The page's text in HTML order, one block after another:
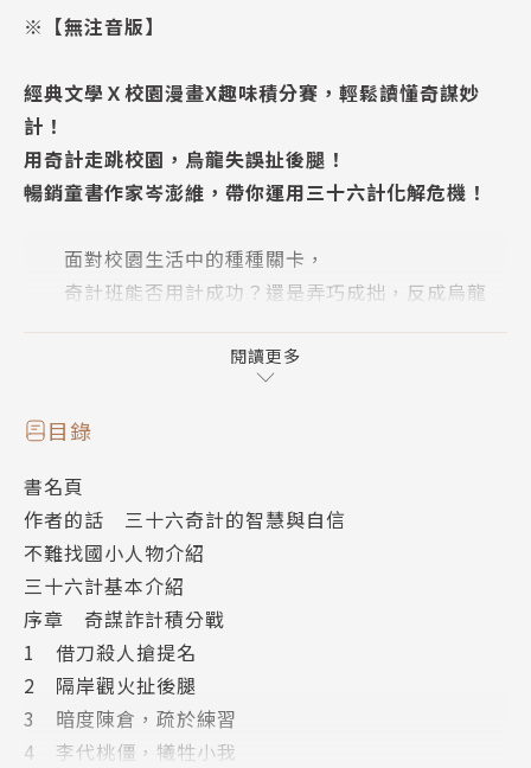
※【無注音版】
經典文學Ｘ校園漫畫X趣味積分賽，輕鬆讀懂奇謀妙
計！
用奇計走跳校園，烏龍失誤扯後腿！
暢銷童書作家岑澎維，帶你運用三十六計化解危機！
面對校園生活中的種種關卡，
奇計班能否用計成功？還是弄巧成拙，反成烏龍
模範生選舉一票都不能少，亮亮該如何挽回「隔岸
烹飪比賽前，大夥兒決定「暗度陳倉」、偷偷練
班長建議用「李代桃僵」之計，推派語文競賽代
表，能為班上多爭取幾張獎狀嗎？
阿輝為逃避作業而精心設計的「瞞天過海」，逃得
過老師的法眼嗎？
鐵倫的「渾水摸魚」趁亂告白計畫，真的會成功
嗎？
快跟著奇計班師生用三十六計闖關，成為校園智慧
王！
閱讀更多
目錄
書名頁
作者的話 三十六奇計的智慧與自信
不難找國小人物介紹
三十六計基本介紹
序章 奇謀詐計積分戰
1 借刀殺人搶提名
2 隔岸觀火扯後腿
3 暗度陳倉，疏於練習
4 李代桃僵，犧牲小我